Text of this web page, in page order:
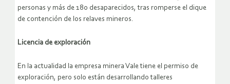
personas y más de 180 desaparecidos, tras romperse el dique
de contención de los relaves mineros.
Licencia de exploración
En la actualidad la empresa minera Vale tiene el permiso de
exploración, pero solo están desarrollando talleres